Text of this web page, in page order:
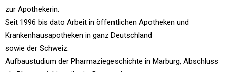
zur Apothekerin.
Seit 1996 bis dato Arbeit in öffentlichen Apotheken und
Krankenhausapotheken in ganz Deutschland
sowie der Schweiz.
Aufbaustudium der Pharmaziegeschichte in Marburg, Abschluss